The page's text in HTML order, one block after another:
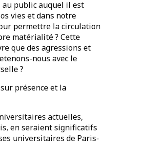
public auquel il est
vies et dans notre
permettre la circulation
matérialité ? Cette
que des agressions et
nous avec le
?
présence et la
actuelles,
en seraient significatifs
universitaires de Paris-